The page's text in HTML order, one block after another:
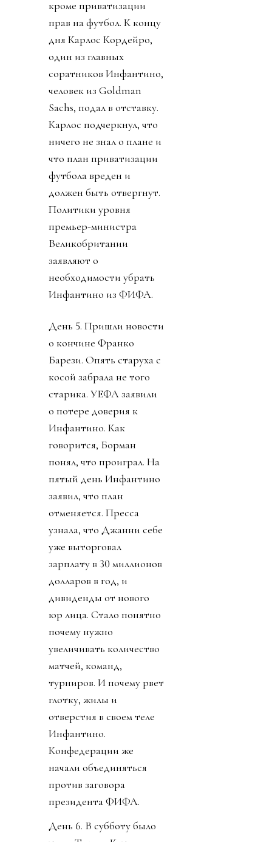
международных
соревнований в два с
лишним раза (с 200 до
450). Финансисты сочли
футбол
недомонетизированным.
Прибыль FIFA - около
$3.6 миллиарда в год, а
NFL приносит аж $21
миллиард. Женский
футбол не указан. Кому
обещанные миллиарды
достанутся не сказали.
Личности инвесторов
не указаны в документе,
сроки и условия
функционирования не
определены, ничего
прав на футбол. К концу
дня Карлос Кордейро,
один из главных
соратников Инфантино,
человек из Goldman
Sachs, подал в отставку.
Карлос подчеркнул, что
ничего не знал о плане и
что план приватизации
футбола вреден и
должен быть отвергнут.
Политики уровня
премьер-министра
Великобритании
заявляют о
необходимости убрать
Инфантино из ФИФА.
День 5. Пришли новости
о кончине Франко
Барези. Опять старуха с
косой забрала не того